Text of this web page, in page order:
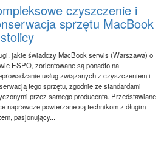
czyszczenie i
sprzętu MacBook
jakie świadczy MacBook serwis (Warszawa) o
ESPO, zorientowane są ponadto na
usług związanych z czyszczeniem i
tego sprzętu, zgodnie ze standardami
przez samego producenta. Przedstawiane
naprawcze powierzane są technikom z długim
pasjonujący...